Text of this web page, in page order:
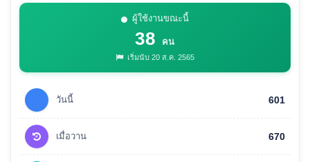
ผู้ใช้งานขณะนี้
38 คน
เริ่มนับ 20 ส.ค. 2565
วันนี้ 601
เมื่อวาน 670